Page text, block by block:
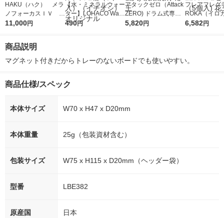
HAKU（ハク） メラ
ノフォーカスＩＶ 4
5ｇ 資生堂 おまけ
11,000円
【水・ミネラルウォー
ター】LOHACO Wate
r（ロハコウォータ
490円
アタックゼロ（Attack
ZERO) ドラム式専用
詰め替え メガジャン
5,820円
フレアフレグ
ROKA（イロ
イキッドリリ
6,582円
商品説明
マグネット付きだからトレーのないボードでも使いやすい。
商品仕様/スペック
本体サイズ W70 x H47 x D20mm
本体重量 25g（包装資材含む）
包装サイズ W75 x H115 x D20mm（ヘッダー袋）
型番 LBE382
原産国 日本